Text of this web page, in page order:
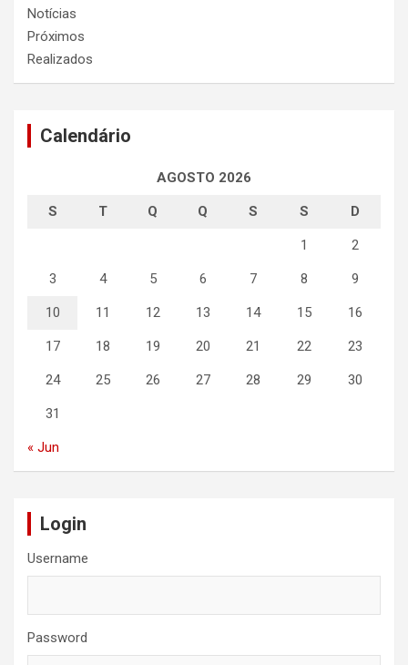
Notícias
Próximos
Realizados
Calendário
AGOSTO 2026
S T Q Q S S D
1 2
3 4 5 6 7 8 9
10 11 12 13 14 15 16
17 18 19 20 21 22 23
24 25 26 27 28 29 30
31
« Jun
Login
Username
Password